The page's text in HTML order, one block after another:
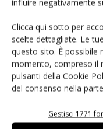
influire negativamente
Clicca qui sotto per
scelte dettagliate. Le
questo sito. È possibile
momento, compreso il
pulsanti della Cookie
del consenso nella
Gestisci 1771
luce